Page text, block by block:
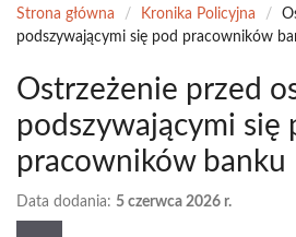
Strona główna / Kronika Policyjna /
podszywającymi się pod pracowników
Ostrzeżenie przed
podszywającymi się
pracowników banku
Data dodania: 5 czerwca 2026 r.